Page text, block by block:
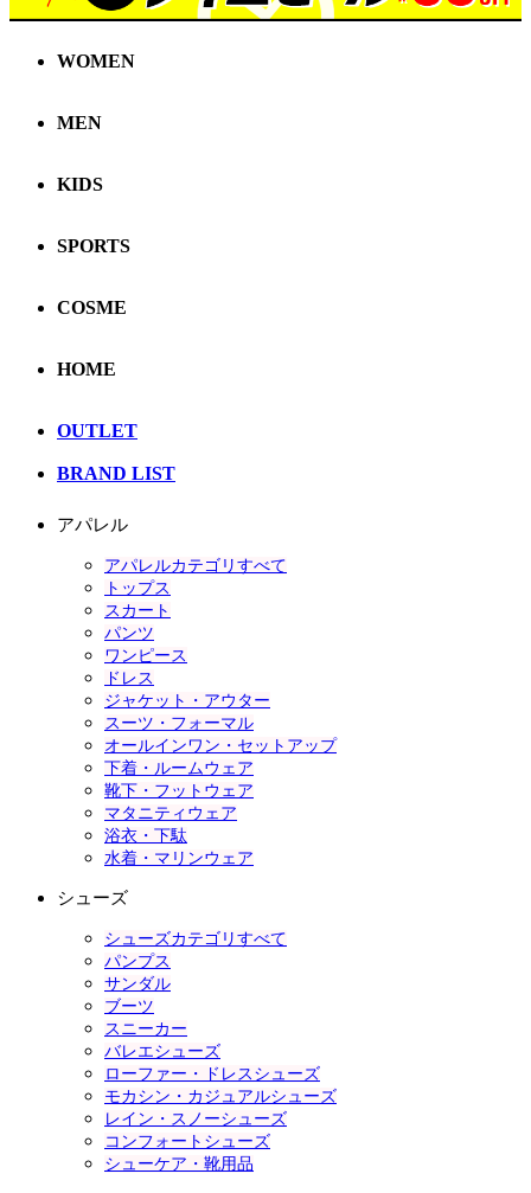
WOMEN
MEN
KIDS
SPORTS
COSME
HOME
OUTLET
BRAND LIST
アパレル
アパレルカテゴリすべて
トップス
スカート
パンツ
ワンピース
ドレス
ジャケット・アウター
スーツ・フォーマル
オールインワン・セットアップ
下着・ルームウェア
靴下・フットウェア
マタニティウェア
浴衣・下駄
水着・マリンウェア
シューズ
シューズカテゴリすべて
パンプス
サンダル
ブーツ
スニーカー
バレエシューズ
ローファー・ドレスシューズ
モカシン・カジュアルシューズ
レイン・スノーシューズ
コンフォートシューズ
シューケア・靴用品